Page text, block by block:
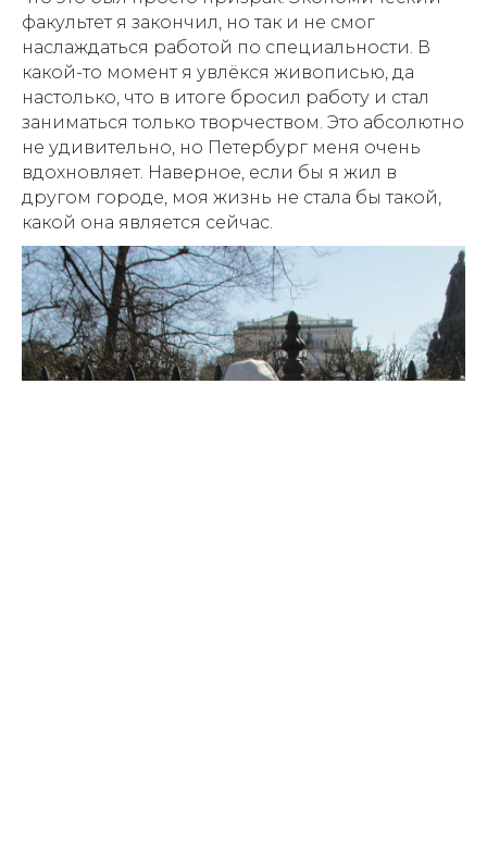
факультет я закончил, но так и не смог
наслаждаться работой по специальности. В
какой-то момент я увлёкся живописью, да
настолько, что в итоге бросил работу и стал
заниматься только творчеством. Это абсолютно
не удивительно, но Петербург меня очень
вдохновляет. Наверное, если бы я жил в
другом городе, моя жизнь не стала бы такой,
какой она является сейчас.